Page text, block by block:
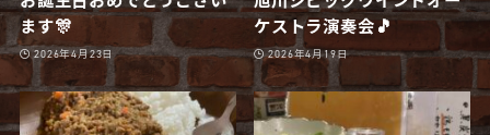
ます🎊
2026年4月23日
ケストラ演奏会🎵
2026年4月19日